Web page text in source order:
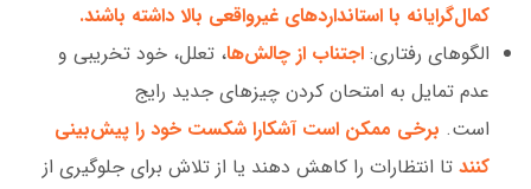
کمال‌گرایانه با استانداردهای غیرواقعی بالا داشته باشند.
الگوهای رفتاری: اجتناب از چالش‌ها، تعلل، خود تخریبی و
عدم تمایل به امتحان کردن چیزهای جدید رایج
است. برخی ممکن است آشکارا شکست خود را پیش‌بینی
کنند تا انتظارات را کاهش دهند یا از تلاش برای جلوگیری از